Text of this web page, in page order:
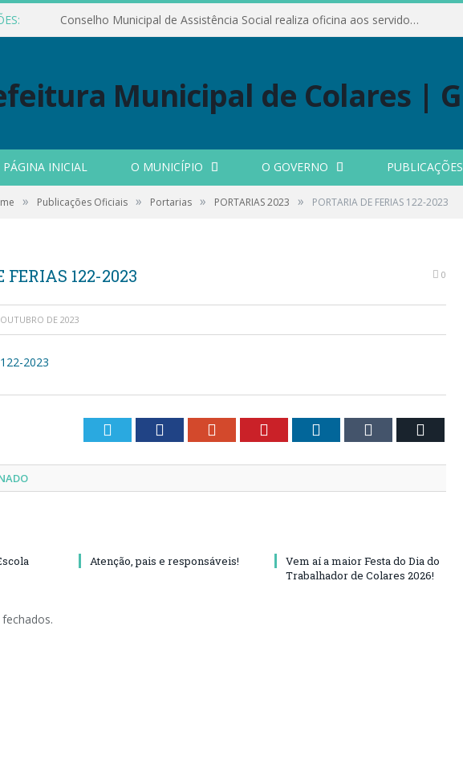
Conselho Municipal de Assistência Social realiza oficina aos servidores
PÁGINA INICIAL O MUNICÍPIO O GOVERNO PUBLICAÇÕES
» Publicações Oficiais » Portarias » PORTARIAS 2023 » PORTARIA DE FERIAS 122-2023
FERIAS 122-2023 0
DE 2023
2023
Twitter Facebook Google+ Pinterest LinkedIn Tumblr
Atenção, pais e responsáveis!
Vem aí a maior Festa do Dia do
Trabalhador de Colares 2026!